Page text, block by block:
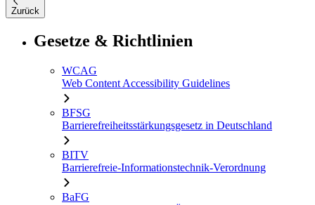
Zurück
Gesetze & Richtlinien
WCAG
Web Content Accessibility Guidelines
BFSG
Barrierefreiheitsstärkungsgesetz in Deutschland
BITV
Barrierefreie-Informationstechnik-Verordnung
BaFG